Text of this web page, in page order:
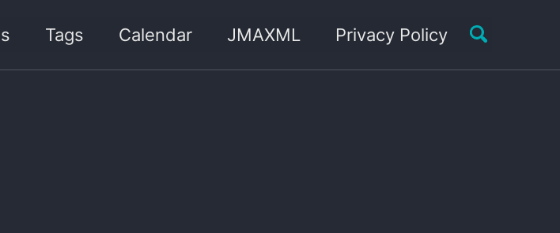
Tags Calendar JMAXML Privacy Policy Toggle